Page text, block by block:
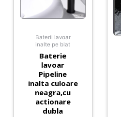
Baterii lavoar
inalte pe blat
Baterie
lavoar
Pipeline
inalta culoare
neagra,cu
actionare
dubla